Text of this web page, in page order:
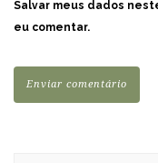
Salvar meus dados
eu comentar.